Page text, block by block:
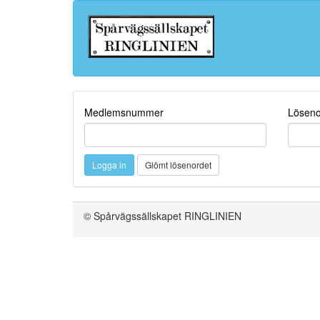
Medlemsnummer
© Spårvägssällskapet RINGLINIEN